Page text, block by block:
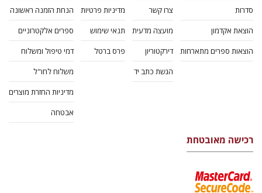
סדרות
הוצאת אקדמון
הוצאות ספרים מתארחות
צרו קשר
מועצה מדעית
דירקטוריון
הגשת כתב יד
מדיניות פרטיות
תנאי שימוש
פרס ברטל
הנחת הזמנה ראשונה
ספרים אלקטרוניים
דמי טיפול ומשלוח
משלוח לחו"ל
מדיניות החזרת מוצרים
אבטחה
רכישה מאובטחת